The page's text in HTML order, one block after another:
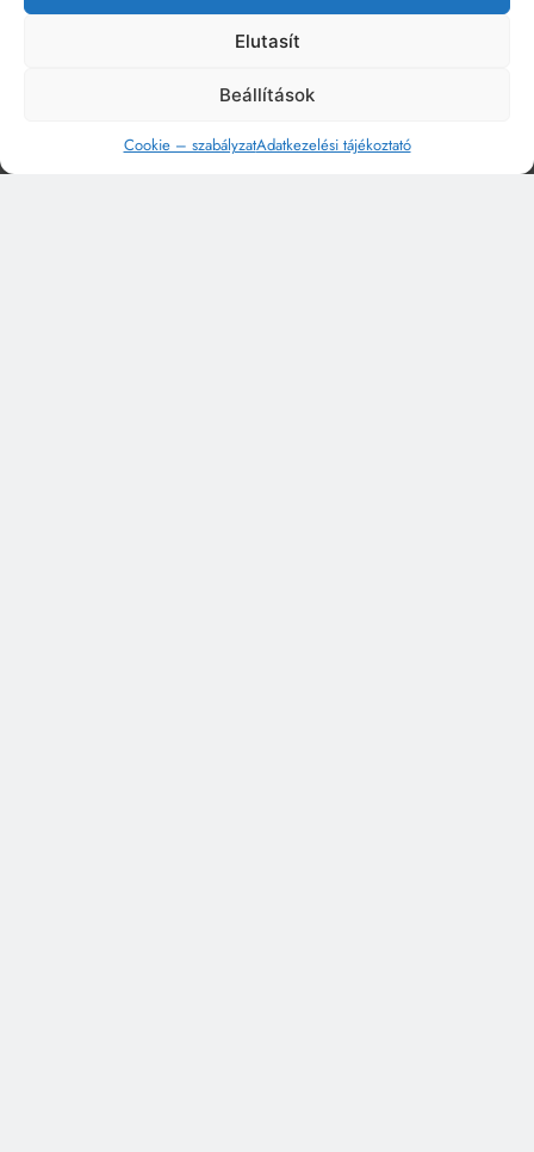
Elutasít
Beállítások
Cookie – szabályzatAdatkezelési tájékoztató